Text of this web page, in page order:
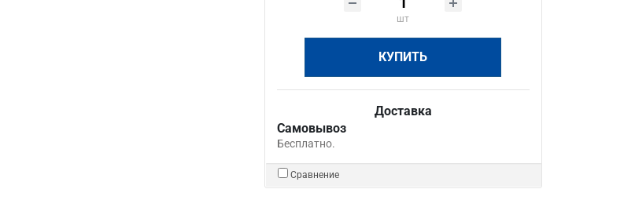
шт
КУПИТЬ
Доставка
Самовывоз
Бесплатно.
Сравнение